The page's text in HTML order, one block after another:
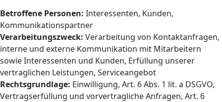
Betroffene Personen: Interessenten, Kunden,
Kommunikationspartner
Verarbeitungszweck: Verarbeitung von Kontaktanfragen,
interne und externe Kommunikation mit Mitarbeitern
sowie Interessenten und Kunden, Erfüllung unserer
vertraglichen Leistungen, Serviceangebot
Rechtsgrundlage: Einwilligung, Art. 6 Abs. 1 lit. a DSGVO,
Vertragserfüllung und vorvertragliche Anfragen, Art. 6